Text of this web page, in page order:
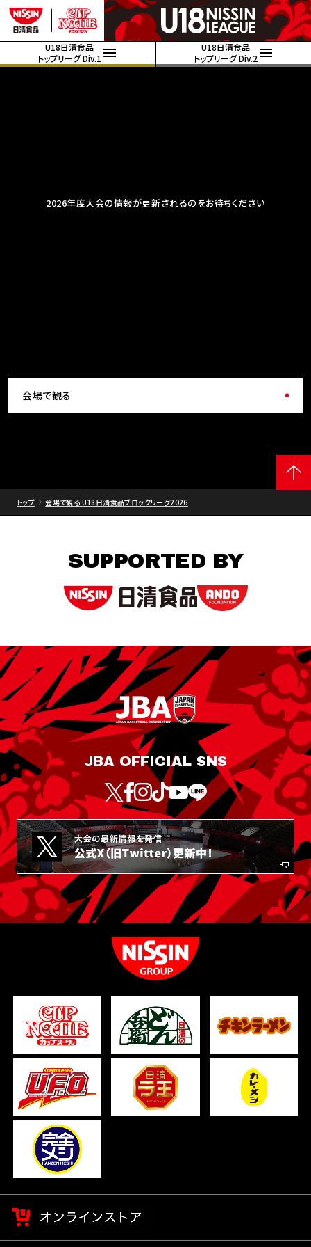
U18日清食品
トップリーグ Div.1
U18日清食品
トップリーグ Div.2
2026年度大会の情報が更新されるのをお待ちください
会場で観る
トップ 会場で観る U18日清食品ブロックリーグ2026
SUPPORTED BY
JBA OFFICIAL SNS